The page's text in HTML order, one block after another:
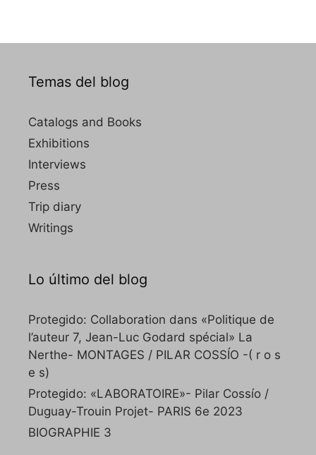
Temas del blog
Catalogs and Books
Exhibitions
Interviews
Press
Trip diary
Writings
Lo último del blog
Protegido: Collaboration dans «Politique de
l’auteur 7, Jean-Luc Godard spécial» La
Nerthe- MONTAGES / PILAR COSSÍO -( r o s
e s)
Protegido: «LABORATOIRE»- Pilar Cossío /
Duguay-Trouin Projet- PARIS 6e 2023
BIOGRAPHIE 3